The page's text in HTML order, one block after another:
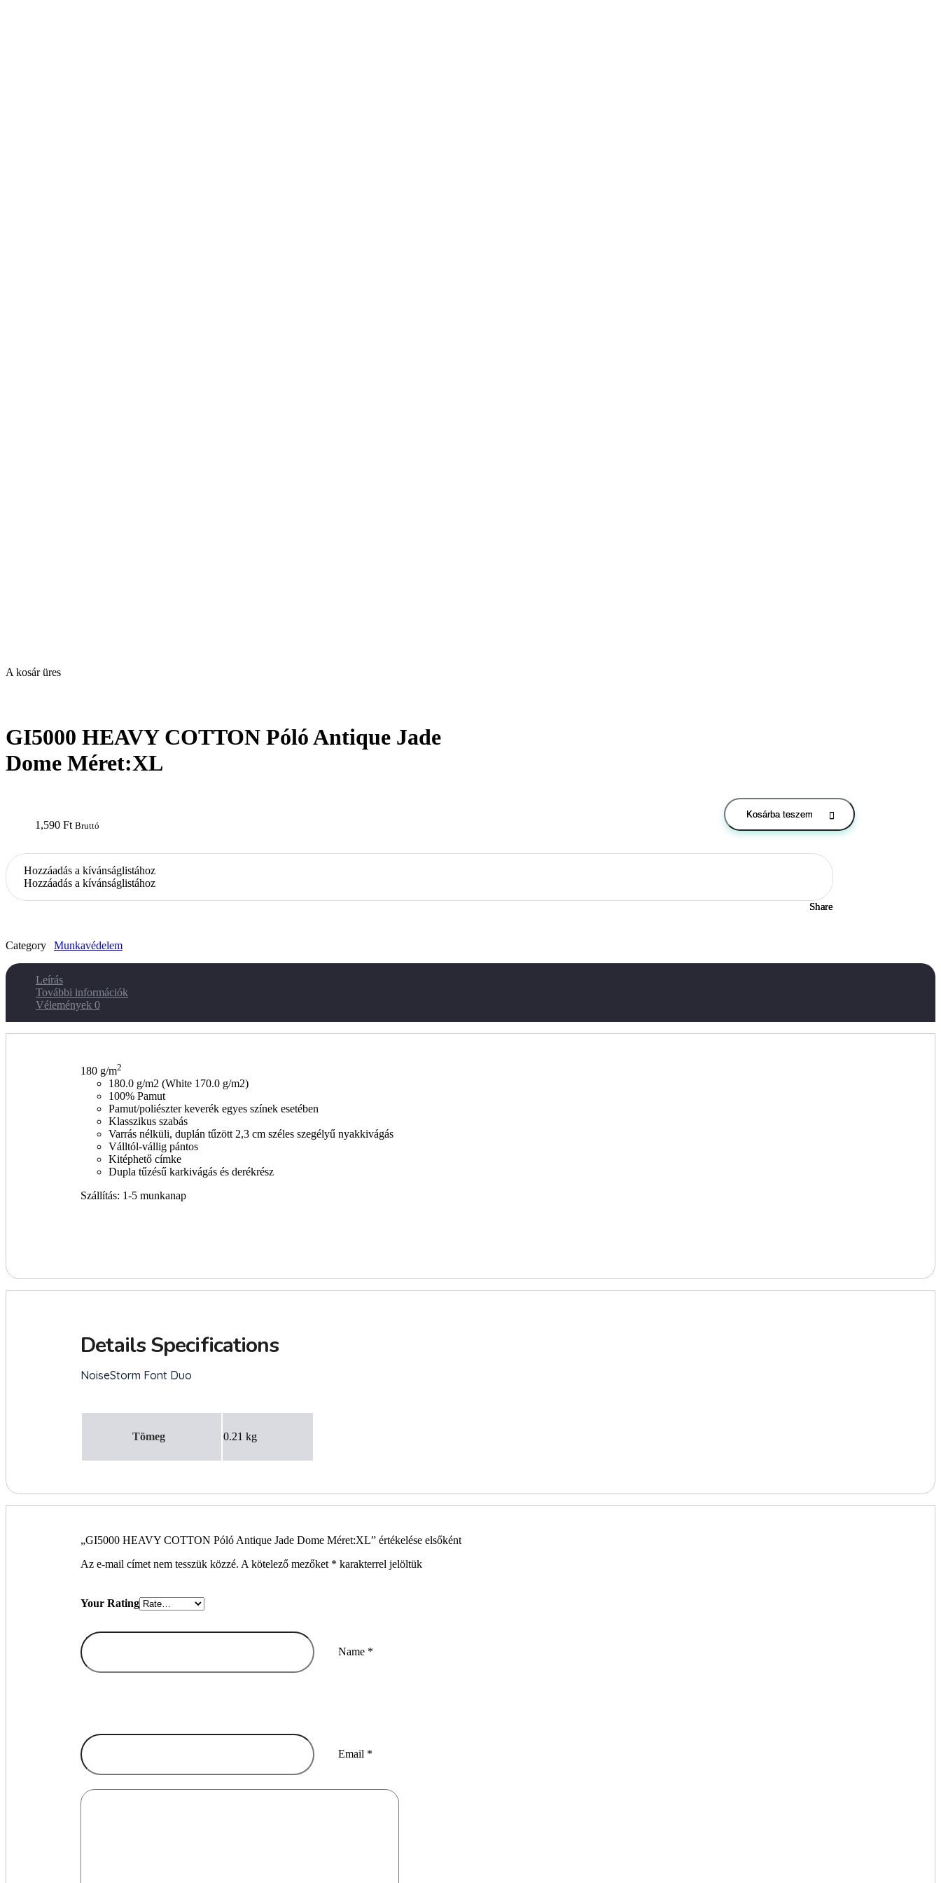
A kosár üres
GI5000 HEAVY COTTON Póló Antique Jade
Dome Méret:XL
1,590 Ft Bruttó
Kosárba teszem
Hozzáadás a kívánságlistához
Hozzáadás a kívánságlistához
Share
Category Munkavédelem
Leírás
További információk
Vélemények 0
180 g/m2
180.0 g/m2 (White 170.0 g/m2)
100% Pamut
Pamut/poliészter keverék egyes színek esetében
Klasszikus szabás
Varrás nélküli, duplán tűzött 2,3 cm széles szegélyű nyakkivágás
Válltól-vállig pántos
Kitéphető címke
Dupla tűzésű karkivágás és derékrész
Szállítás: 1-5 munkanap
Tömeg 0.21 kg
„GI5000 HEAVY COTTON Póló Antique Jade Dome Méret:XL” értékelése elsőként
Az e-mail címet nem tesszük közzé. A kötelező mezőket * karakterrel jelöltük
Name *
Email *
Your Rating